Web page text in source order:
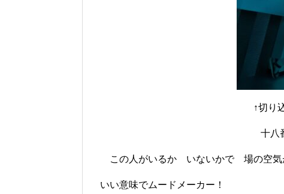
↑切り
十八
この人がいるか いないかで 場の空気
いい意味でムードメーカー！